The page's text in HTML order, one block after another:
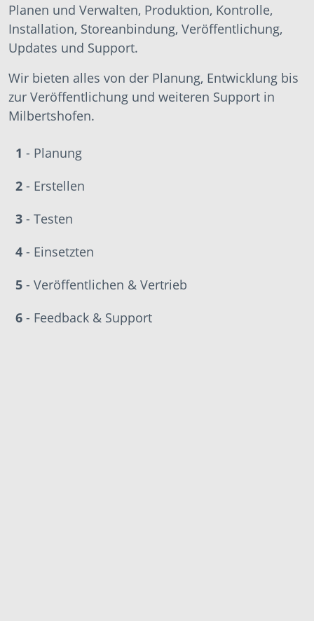
Planen und Verwalten, Produktion, Kontrolle,
Installation, Storeanbindung, Veröffentlichung,
Updates und Support.
Wir bieten alles von der Planung, Entwicklung bis
zur Veröffentlichung und weiteren Support in
Milbertshofen.
1 - Planung
2 - Erstellen
3 - Testen
4 - Einsetzten
5 - Veröffentlichen & Vertrieb
6 - Feedback & Support